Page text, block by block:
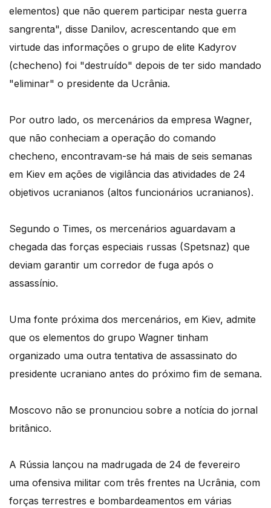
elementos) que não querem participar nesta guerra
sangrenta", disse Danilov, acrescentando que em
virtude das informações o grupo de elite Kadyrov
(checheno) foi "destruído" depois de ter sido mandado
"eliminar" o presidente da Ucrânia.
Por outro lado, os mercenários da empresa Wagner,
que não conheciam a operação do comando
checheno, encontravam-se há mais de seis semanas
em Kiev em ações de vigilância das atividades de 24
objetivos ucranianos (altos funcionários ucranianos).
Segundo o Times, os mercenários aguardavam a
chegada das forças especiais russas (Spetsnaz) que
deviam garantir um corredor de fuga após o
assassínio.
Uma fonte próxima dos mercenários, em Kiev, admite
que os elementos do grupo Wagner tinham
organizado uma outra tentativa de assassinato do
presidente ucraniano antes do próximo fim de semana.
Moscovo não se pronunciou sobre a notícia do jornal
britânico.
A Rússia lançou na madrugada de 24 de fevereiro
uma ofensiva militar com três frentes na Ucrânia, com
forças terrestres e bombardeamentos em várias